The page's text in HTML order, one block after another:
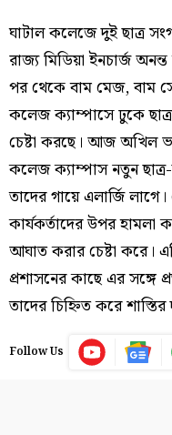
ঘাটাল কলেজে দুই ছাত্র
রাজ্য মিডিয়া ইনচার্জ
পর থেকে বাম মেজ, বাম
কলেজ ক্যাম্পাসে ঢুকে
চেষ্টা করছে। আজ অখিল
কলেজ ক্যাম্পাস নতুন ছাত্র-
তাদের গায়ে এলার্জি
কার্যকর্তাদের উপর হামলা
আঘাত করার চেষ্টা করে।
প্রশাসনের কাছে এর সঙ্গে
তাদের চিহ্নিত করে শাস্তির
Follow Us